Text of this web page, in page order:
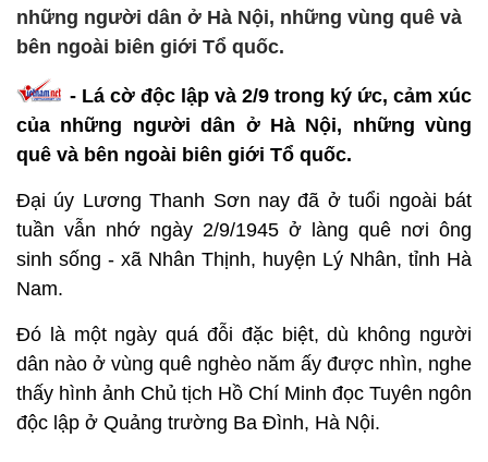
những người dân ở Hà Nội, những vùng quê và
bên ngoài biên giới Tổ quốc.
- Lá cờ độc lập và 2/9 trong ký ức, cảm xúc
của những người dân ở Hà Nội, những vùng
quê và bên ngoài biên giới Tổ quốc.
Đại úy Lương Thanh Sơn nay đã ở tuổi ngoài bát
tuần vẫn nhớ ngày 2/9/1945 ở làng quê nơi ông
sinh sống - xã Nhân Thịnh, huyện Lý Nhân, tỉnh Hà
Nam.
Đó là một ngày quá đỗi đặc biệt, dù không người
dân nào ở vùng quê nghèo năm ấy được nhìn, nghe
thấy hình ảnh Chủ tịch Hồ Chí Minh đọc Tuyên ngôn
độc lập ở Quảng trường Ba Đình, Hà Nội.